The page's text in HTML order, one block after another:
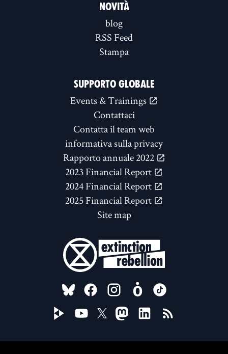
NOVITÀ
blog
RSS Feed
Stampa
SUPPORTO GLOBALE
Events & Trainings
Contattaci
Contatta il team web
informativa sulla privacy
Rapporto annuale 2022
2023 Financial Report
2024 Financial Report
2025 Financial Report
Site map
FOLLOW US ON